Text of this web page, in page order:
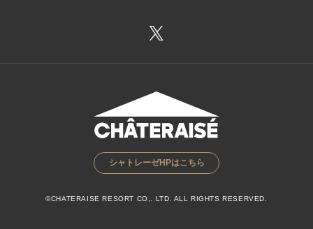
シャトレーゼHPはこちら
©CHATERAISE RESORT CO,. LTD. ALL RIGHTS RESERVED.